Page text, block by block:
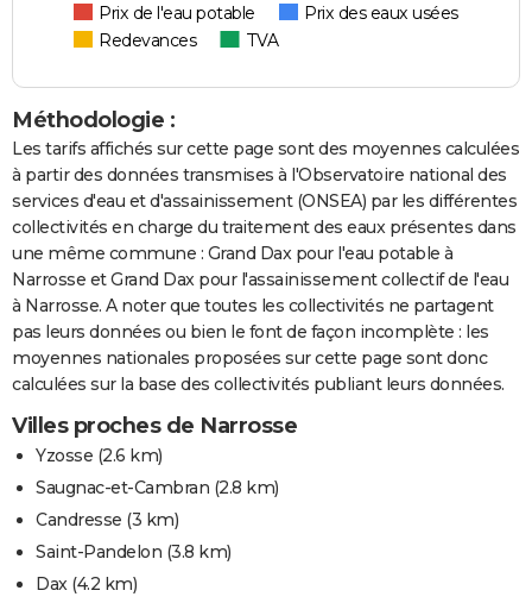
Prix de l'eau potable
Prix des eaux usées
Redevances
TVA
Méthodologie :
Les tarifs affichés sur cette page sont des moyennes calculées
à partir des données transmises à l'Observatoire national des
services d'eau et d'assainissement (ONSEA) par les différentes
collectivités en charge du traitement des eaux présentes dans
une même commune : Grand Dax pour l'eau potable à
Narrosse et Grand Dax pour l'assainissement collectif de l'eau
à Narrosse. A noter que toutes les collectivités ne partagent
pas leurs données ou bien le font de façon incomplète : les
moyennes nationales proposées sur cette page sont donc
calculées sur la base des collectivités publiant leurs données.
Villes proches de Narrosse
Yzosse (2.6 km)
Saugnac-et-Cambran (2.8 km)
Candresse (3 km)
Saint-Pandelon (3.8 km)
Dax(4.2 km)